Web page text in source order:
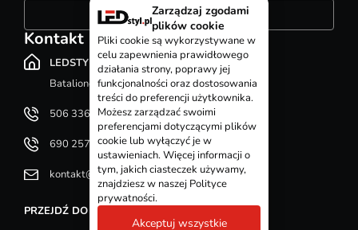
Konfigurator szynoprzewodów
Kontakt
LEDSTYL.pl
Batalionów Chłopskich 12, 94-058 Łódź
506 336 320
690 257 092
kontakt@ledstyl.pl
PRZEJDŹ DO DZIAŁU KONTAKT
Zarządzaj zgodami
plików cookie
Pliki cookie są wykorzystywane w
celu zapewnienia prawidłowego
działania strony, poprawy jej
funkcjonalności oraz dostosowania
treści do preferencji użytkownika.
Możesz zarządzać swoimi
preferencjami dotyczącymi plików
cookie lub wyłączyć je w
ustawieniach. Więcej informacji o
tym, jakich ciasteczek używamy,
znajdziesz w naszej Polityce
prywatności.
Akceptuj wszystkie